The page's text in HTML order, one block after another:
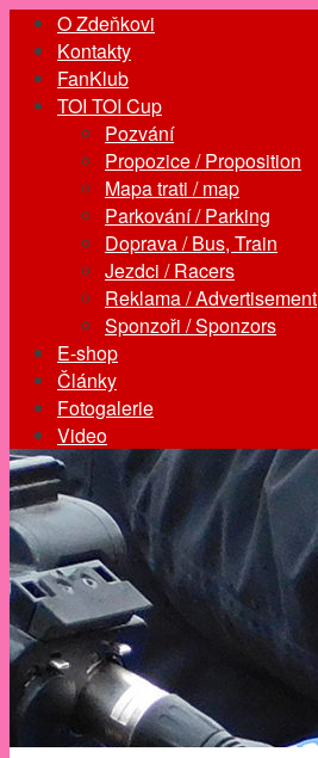
O Zdeňkovi
Kontakty
FanKlub
TOI TOI Cup
Pozvání
Propozice / Proposition
Mapa trati / map
Parkování / Parking
Doprava / Bus, Train
Jezdci / Racers
Reklama / Advertisement
Sponzoři / Sponzors
E-shop
Články
Fotogalerie
Video